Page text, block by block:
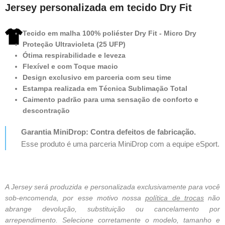
Jersey personalizada em tecido Dry Fit
Tecido em malha 100% poliéster Dry Fit - Micro Dry
Proteção Ultravioleta (25 UFP)
Ótima respirabilidade e leveza
Flexível e com Toque macio
Design exclusivo em parceria com seu time
Estampa realizada em Técnica Sublimação Total
Caimento padrão para uma sensação de conforto e
descontração
Garantia MiniDrop: Contra defeitos de fabricação.
Esse produto é uma parceria MiniDrop com a equipe eSport.
A Jersey será produzida e personalizada exclusivamente para você
sob-encomenda, por esse motivo nossapolítica de trocasnão
abrange devolução, substituição ou cancelamento por
arrependimento. Selecione corretamente o modelo, tamanho e